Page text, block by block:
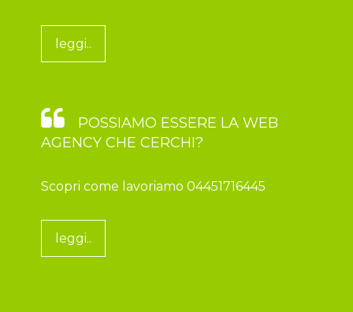
leggi..
POSSIAMO ESSERE LA WEB
AGENCY CHE CERCHI?
Scopri come lavoriamo 04451716445
leggi..